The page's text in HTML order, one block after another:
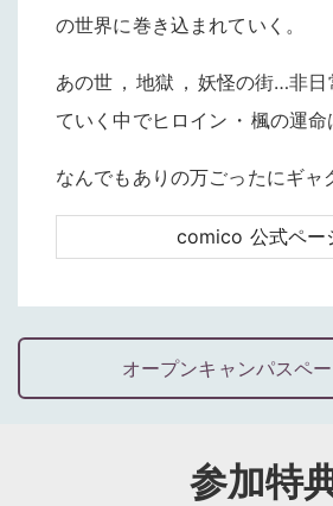
の世界に巻き込まれていく 。
あの世 ， 地獄 ， 妖怪の街…非日
ていく中でヒロイン ・ 楓の運命
なんでもありの万ごったにギャ
comico 公式ペー
オープンキャンパスペ
参加特